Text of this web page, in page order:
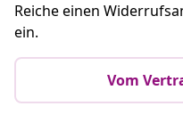
Reiche einen
ein.
Vom